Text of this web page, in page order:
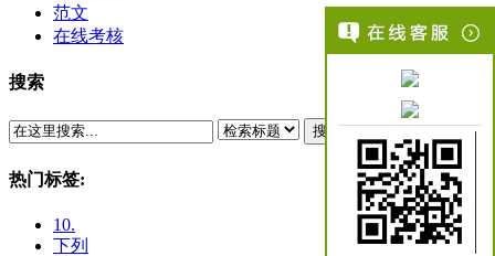
范文
在线考核
搜索
搜索
热门标签:
10.
下列